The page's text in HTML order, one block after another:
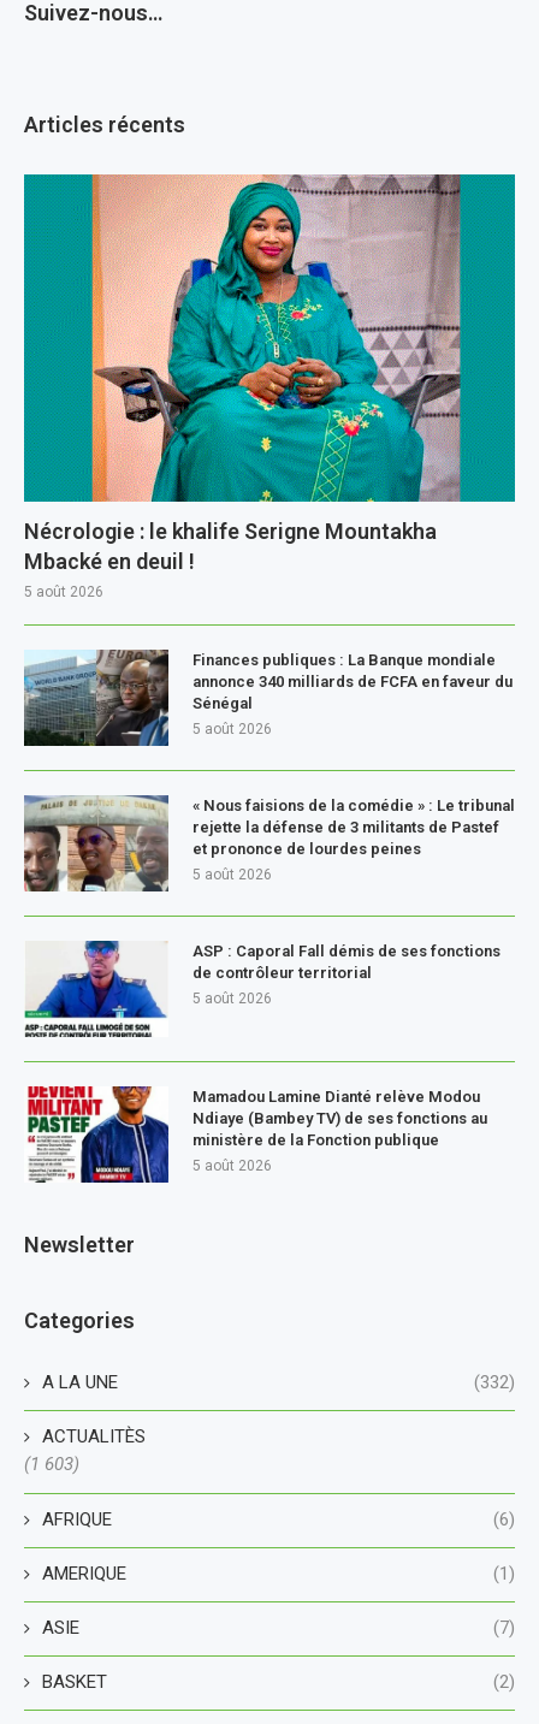
Suivez-nous…
Articles récents
Nécrologie : le khalife Serigne Mountakha
Mbacké en deuil !
5 août 2026
Finances publiques : La Banque mondiale
annonce 340 milliards de FCFA en faveur du
Sénégal
5 août 2026
« Nous faisions de la comédie » : Le tribunal
rejette la défense de 3 militants de Pastef
et prononce de lourdes peines
5 août 2026
ASP : Caporal Fall démis de ses fonctions
de contrôleur territorial
5 août 2026
Mamadou Lamine Dianté relève Modou
Ndiaye (Bambey TV) de ses fonctions au
ministère de la Fonction publique
5 août 2026
Newsletter
Categories
A LA UNE (332)
ACTUALITÈS
(1 603)
AFRIQUE (6)
AMERIQUE (1)
ASIE (7)
BASKET (2)